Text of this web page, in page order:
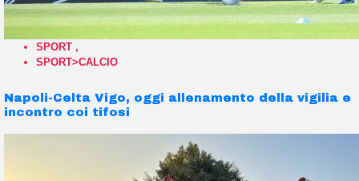
SPORT ,
SPORT>CALCIO
Napoli-Celta Vigo, oggi allenamento della vigilia e
incontro coi tifosi